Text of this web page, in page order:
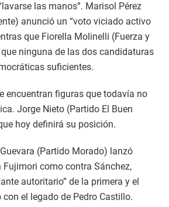
las manos”. Marisol Pérez
anunció un “voto viciado activo
que Fiorella Molinelli (Fuerza y
ninguna de las dos candidaturas
suficientes.
encuentran figuras que todavía no
Jorge Nieto (Partido El Buen
hoy definirá su posición.
(Partido Morado) lanzó
como contra Sánchez,
autoritario” de la primera y el
el legado de Pedro Castillo.